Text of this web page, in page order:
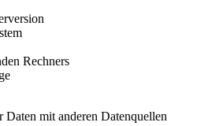
Rechners
Daten mit anderen Datenquellen